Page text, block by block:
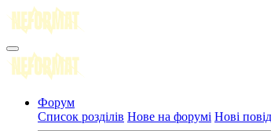
Форум
Список розділів Нове на форумі Нові